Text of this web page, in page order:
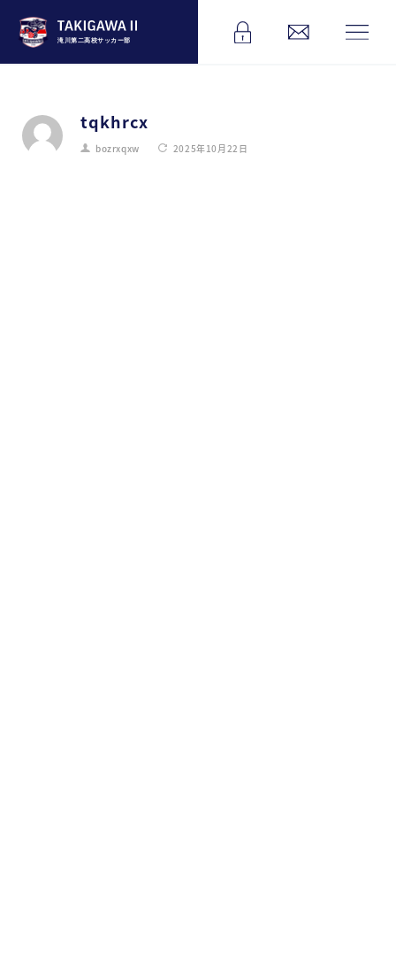
滝川第二高校サッカー部
tqkhrcx
bozrxqxw 2025年10月22日